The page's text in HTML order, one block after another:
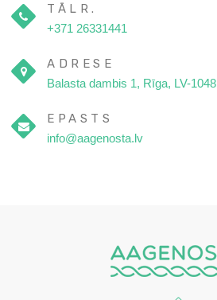
TĀLR.
+371 26331441
ADRESE
Balasta dambis 1, Rīga, LV-1048
EPASTS
info@aagenosta.lv